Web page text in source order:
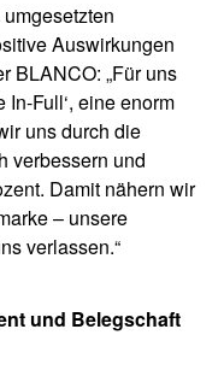
Auswirkungen
BLANCO: „Für uns
In-Full‘, eine enorm
uns durch die
verbessern und
Damit nähern wir
– unsere
verlassen.“
und Belegschaft